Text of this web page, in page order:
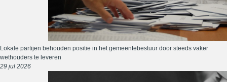
Lokale partijen behouden positie in het gemeentebestuur door steeds vaker
wethouders te leveren
29 jul 2026